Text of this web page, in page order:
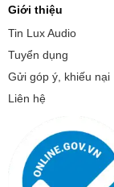
Giới thiệu
Tin Lux Audio
Tuyển dụng
Gửi góp ý, khiếu nại
Liên hệ